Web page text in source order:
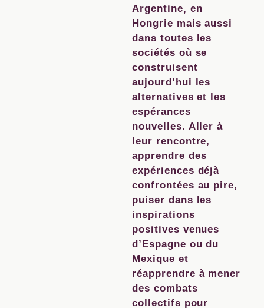
Argentine, en
Hongrie mais aussi
dans toutes les
sociétés où se
construisent
aujourd’hui les
alternatives et les
espérances
nouvelles. Aller à
leur rencontre,
apprendre des
expériences déjà
confrontées au pire,
puiser dans les
inspirations
positives venues
d’Espagne ou du
Mexique et
réapprendre à mener
des combats
collectifs pour